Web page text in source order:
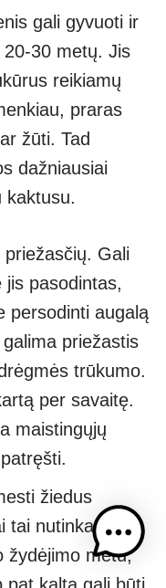
gali gyvuoti ir
20-30 metų. Jis
reikiamų
praras
žūti. Tad
dažniausiai
kaktusu.
Gali
jis pasodintas,
persodinti augalą
priežastis
trūkumo.
per savaitę.
maistingųjų
žiedus
tai nutinka dėl
žydėjimo metu,